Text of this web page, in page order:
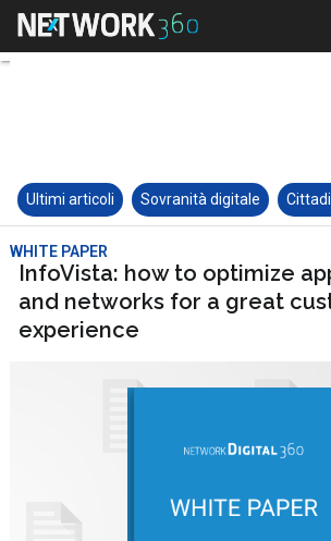
Ultimi articoli Sovranità digitale
WHITE PAPER
InfoVista: how to optimize
and networks for a great
experience